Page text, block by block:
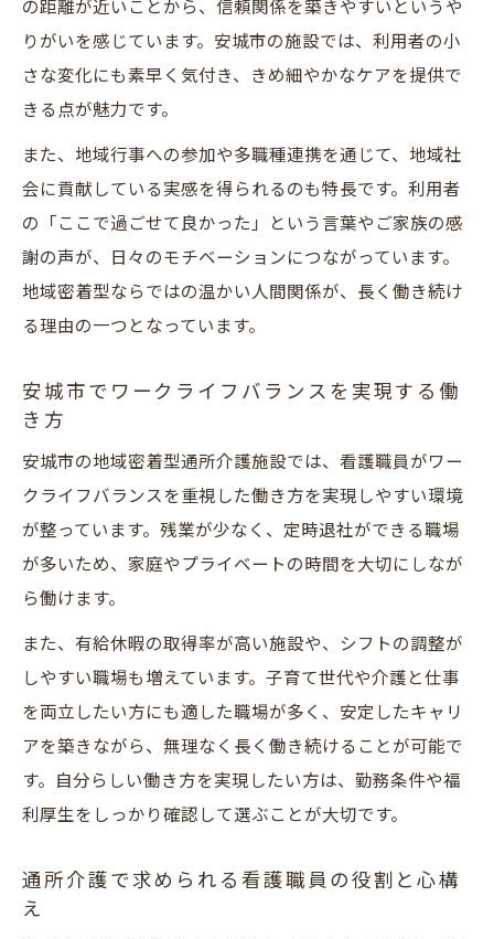
の距離が近いことから、信頼関係を築きやすいというや
りがいを感じています。安城市の施設では、利用者の小
さな変化にも素早く気付き、きめ細やかなケアを提供で
きる点が魅力です。
また、地域行事への参加や多職種連携を通じて、地域社
会に貢献している実感を得られるのも特長です。利用者
の「ここで過ごせて良かった」という言葉やご家族の感
謝の声が、日々のモチベーションにつながっています。
地域密着型ならではの温かい人間関係が、長く働き続け
る理由の一つとなっています。
安城市でワークライフバランスを実現する働
き方
安城市の地域密着型通所介護施設では、看護職員がワー
クライフバランスを重視した働き方を実現しやすい環境
が整っています。残業が少なく、定時退社ができる職場
が多いため、家庭やプライベートの時間を大切にしなが
ら働けます。
また、有給休暇の取得率が高い施設や、シフトの調整が
しやすい職場も増えています。子育て世代や介護と仕事
を両立したい方にも適した職場が多く、安定したキャリ
アを築きながら、無理なく長く働き続けることが可能で
す。自分らしい働き方を実現したい方は、勤務条件や福
利厚生をしっかり確認して選ぶことが大切です。
通所介護で求められる看護職員の役割と心構
え